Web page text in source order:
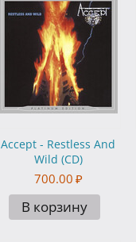
Accept - Restless And
Wild (CD)
700.00 ₽
В корзину